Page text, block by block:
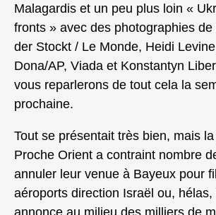
Malagardis et un peu plus loin «
fronts » avec des photographies de
der Stockt / Le Monde, Heidi
Dona/AP, Viada et Konstantyn
vous reparlerons de tout cela la
prochaine.
Tout se présentait très bien, mais
Proche Orient a contraint nombre
annuler leur venue à Bayeux pour
aéroports direction Israël ou, hélas,
annonce au milieu des milliers de